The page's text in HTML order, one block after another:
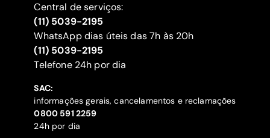
Central de serviços:
(11) 5039-2195
WhatsApp dias úteis das 7h às 20h
(11) 5039-2195
‍Telefone 24h por dia
SAC:
informações gerais, cancelamentos e reclamações
‍0800 591 2259
24h por dia